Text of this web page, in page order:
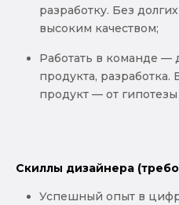
разработку. Без
высоким качеством;
Работать в команде —
продукта, разработка.
продукт — от
Скиллы дизайнера
Успешный опыт в